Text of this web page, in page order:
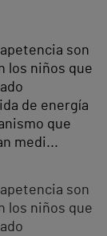
son
los niños que
de energía
que
medi...
son
los niños que